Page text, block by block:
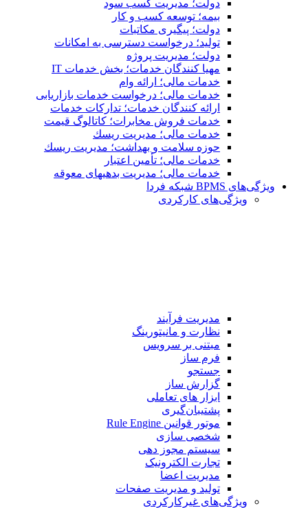
دولت؛ مدیریت کسب سود
بیمه؛ توسعه کسب و کار
دولت؛ پیگیری مکاتبات
تولید؛ درخواست دسترسی به امكانات
دولت؛ مدیریت پروژه
مهیا کنندگان خدمات؛ بخش خدمات IT
خدمات مالی؛ ارائه وام
خدمات مالی؛ درخواست خدمات بازاریابی
ارائه کنندگان خدمات؛ تدارکات خدمات
خدمات فروش مخابرات؛ کاتالوگ قیمت
خدمات مالی؛ مدیریت ریسك
حوزه سلامت و بهداشت؛ مدیریت ریسك
خدمات مالی؛ تأمین اعتبار
خدمات مالی؛ مدیریت بدهیهاى معوقه
ویژگی‌های BPMS شبکه فردا
ویژگی‌های كاركردی
مدیریت فرآیند
نظارت و مانیتورینگ
مبتنی بر سرویس
فرم ساز
جستجو
گزارش ساز
ابزار های تعاملی
پشتیبان‌گیری
موتور قوانین Rule Engine
شخصی سازی
سیستم مجوز دهی
تجارت الکترونیک
مدیریت اعضا
تولید و مدیریت صفحات
ویژگی‌های غیرکارکردی